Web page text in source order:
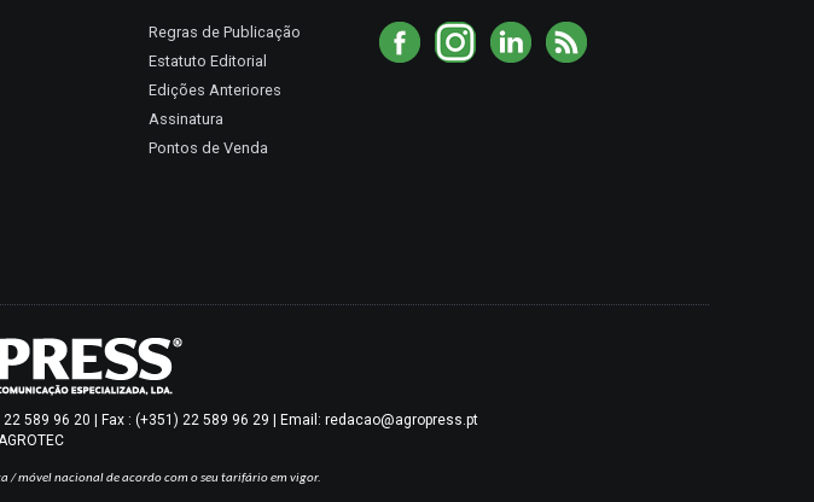
Regras de Publicação
Estatuto Editorial
Edições Anteriores
Assinatura
Pontos de Venda
589 96 20 | Fax : (+351) 22 589 96 29 | Email: redacao@agropress.pt
/ móvel nacional de acordo com o seu tarifário em vigor.